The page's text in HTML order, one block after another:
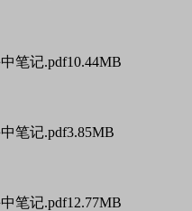
笔记.pdf10.44MB
笔记.pdf3.85MB
笔记.pdf12.77MB